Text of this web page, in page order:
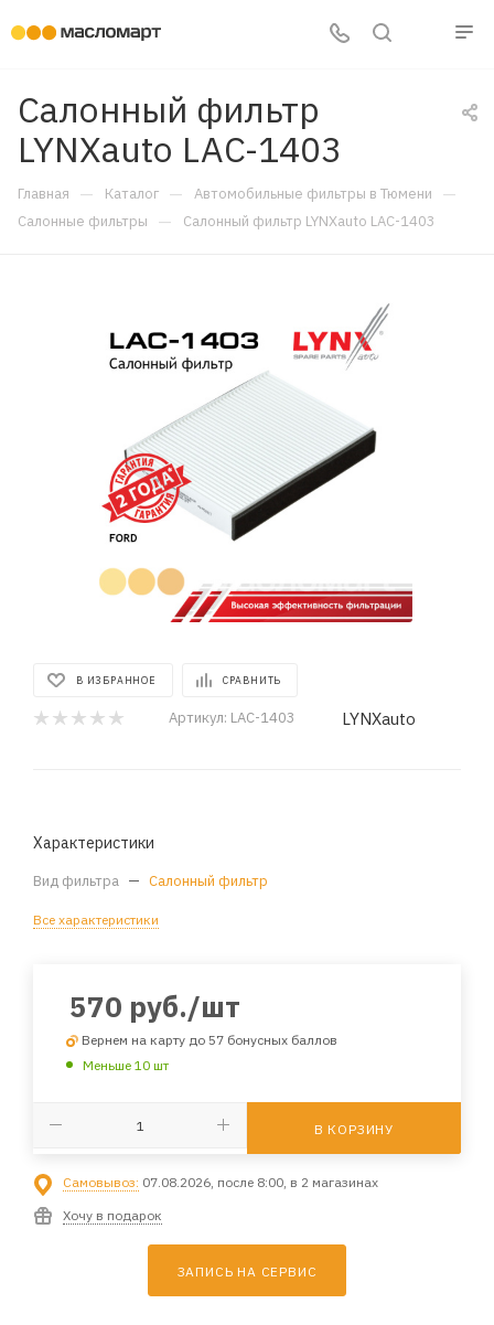
Салонный фильтр
LYNXauto LAC-1403
Главная — Каталог — Автомобильные фильтры в Тюмени —
Салонные фильтры — Салонный фильтр LYNXauto LAC-1403
В ИЗБРАННОЕ СРАВНИТЬ
Артикул: LAC-1403 LYNXauto
Характеристики
Вид фильтра — Салонный фильтр
Все характеристики
570 руб./шт
Вернем на карту до 57 бонусных баллов
Меньше 10 шт
В КОРЗИНУ
Самовывоз: 07.08.2026, после 8:00, в 2 магазинах
Хочу в подарок
ЗАПИСЬ НА СЕРВИС